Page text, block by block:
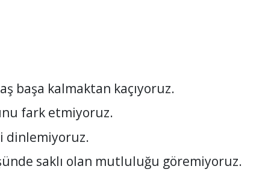
başa kalmaktan kaçıyoruz.
fark etmiyoruz.
dinlemiyoruz.
saklı olan mutluluğu göremiyoruz.